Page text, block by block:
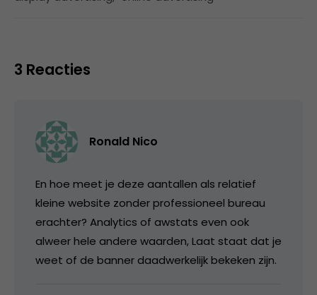
3 Reacties
Ronald Nico
En hoe meet je deze aantallen als relatief
kleine website zonder professioneel bureau
erachter? Analytics of awstats even ook
alweer hele andere waarden, Laat staat dat je
weet of de banner daadwerkelijk bekeken zijn.